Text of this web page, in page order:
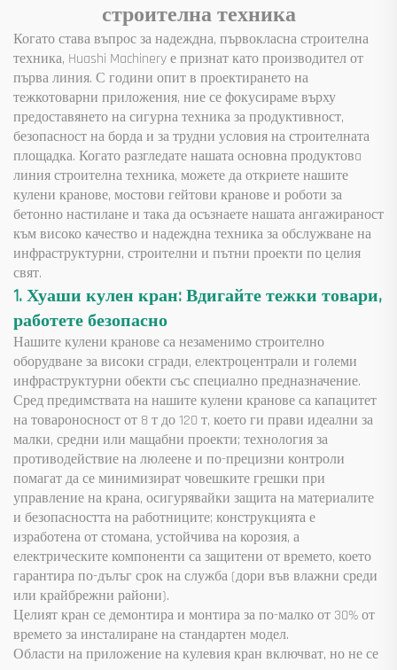
строителна техника
Когато става въпрос за надеждна, първокласна строителна
техника, Huashi Machinery е признат като производител от
първа линия. С години опит в проектирането на
тежкотоварни приложения, ние се фокусираме върху
предоставянето на сигурна техника за продуктивност,
безопасност на борда и за трудни условия на строителната
площадка. Когато разгледате нашата основна продуктовa
линия строителна техника, можете да откриете нашите
кулени кранове, мостови гейтови кранове и роботи за
бетонно настилане и така да осъзнаете нашата ангажираност
към високо качество и надеждна техника за обслужване на
инфраструктурни, строителни и пътни проекти по целия
свят.
1. Хуаши кулен кран: Вдигайте тежки товари,
работете безопасно
Нашите кулени кранове са незаменимо строително
оборудване за високи сгради, електроцентрали и големи
инфраструктурни обекти със специално предназначение.
Сред предимствата на нашите кулени кранове са капацитет
на товароносност от 8 т до 120 т, което ги прави идеални за
малки, средни или мащабни проекти; технология за
противодействие на люлеене и по-прецизни контроли
помагат да се минимизират човешките грешки при
управление на крана, осигурявайки защита на материалите
и безопасността на работниците; конструкцията е
изработена от стомана, устойчива на корозия, а
електрическите компоненти са защитени от времето, което
гарантира по-дълъг срок на служба (дори във влажни среди
или крайбрежни райони).
Целият кран се демонтира и монтира за по-малко от 30% от
времето за инсталиране на стандартен модел.
Области на приложение на кулевия кран включват, но не се